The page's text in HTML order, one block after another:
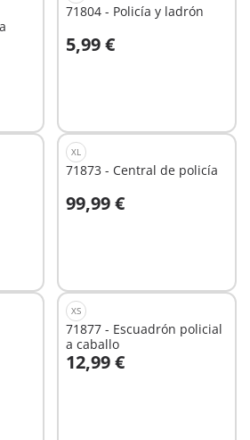
71804 - Policía y ladrón
5,99 €
A la cesta
XL
71873 - Central de policía
99,99 €
A la cesta
XS
71877 - Escuadrón policial
a caballo
12,99 €
A la cesta